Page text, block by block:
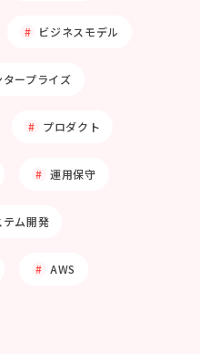
ビジネスモデル
タープライズ
プロダクト
運用保守
テム開発
AWS